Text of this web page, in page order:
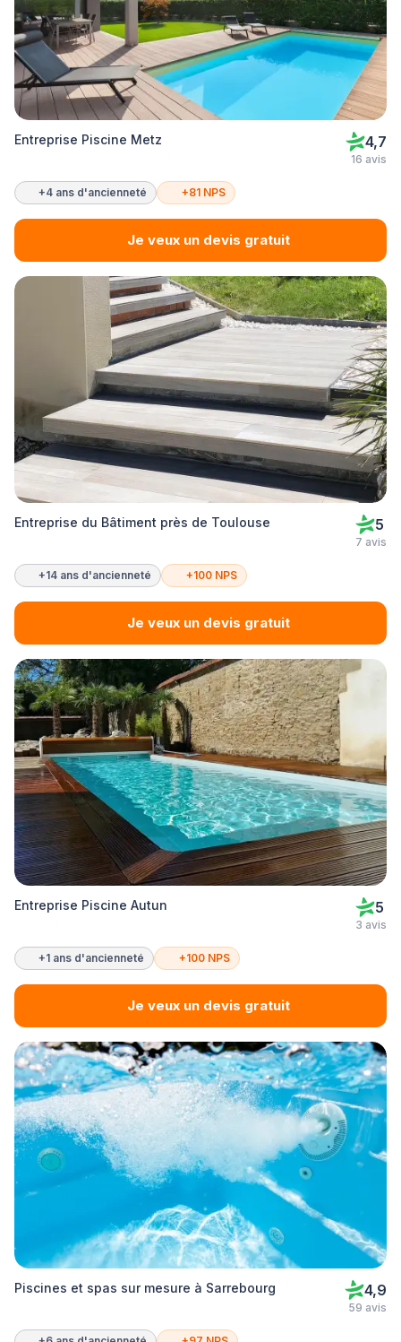
Entreprise Piscine Metz 4,7
16 avis
+4 ans d'ancienneté +81 NPS
Je veux un devis gratuit
Entreprise du Bâtiment près de Toulouse 5
7 avis
+14 ans d'ancienneté +100 NPS
Je veux un devis gratuit
Entreprise Piscine Autun 5
3 avis
+1 ans d'ancienneté +100 NPS
Je veux un devis gratuit
Piscines et spas sur mesure à Sarrebourg 4,9
59 avis